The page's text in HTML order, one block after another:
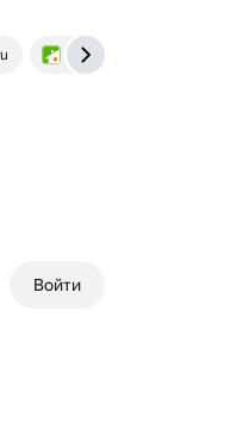
m-strana.ru
Войти